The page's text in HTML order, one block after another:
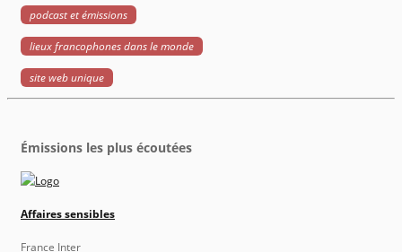
podcast et émissions
lieux francophones dans le monde
site web unique
Émissions les plus écoutées
Affaires sensibles
France Inter